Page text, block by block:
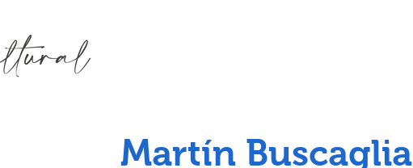
Martín Buscaglia